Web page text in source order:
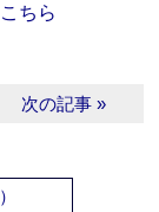
ちら
次の記事 »